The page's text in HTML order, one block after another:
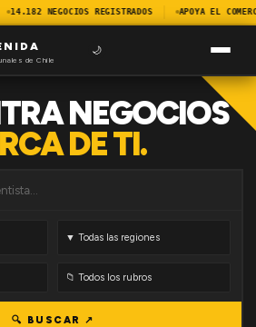
14.182 NEGOCIOS REGISTRADOS APOYA EL
de Chile
🌙
NEGOCIOS
DE TI.
🔍 BUSCAR ↗